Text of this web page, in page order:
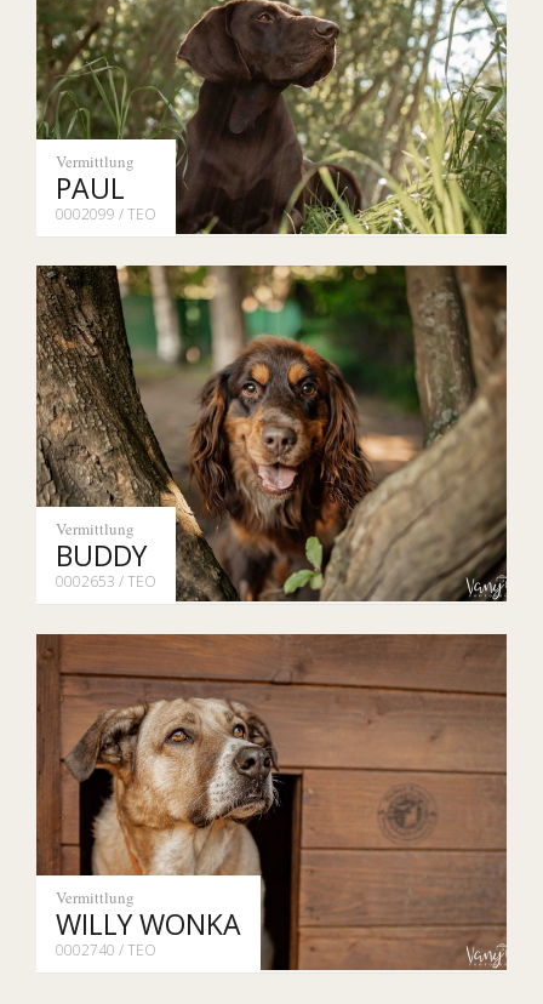
Vermittlung
PAUL
0002099 / TEO
Vermittlung
BUDDY
0002653 / TEO
Vermittlung
WILLY WONKA
0002740 / TEO